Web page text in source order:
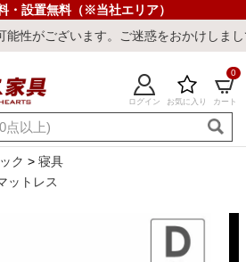
・設置無料（※当社エリア）
ます。ご迷惑をおかけしまして誠に申し
ログイン お気に入り カート
0
新規会員登録
閲覧履歴
す
ク
寝具
ットレス